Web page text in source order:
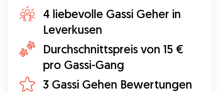
4 liebevolle Gassi Geher in
Leverkusen
Durchschnittspreis von 15 €
pro Gassi-Gang
3 Gassi Gehen Bewertungen